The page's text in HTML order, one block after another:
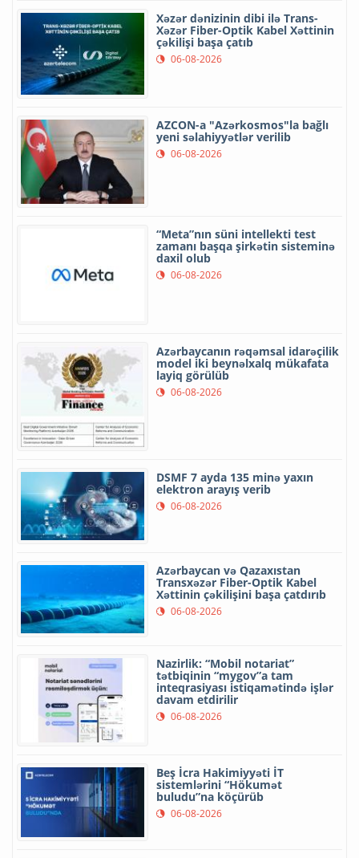
Xəzər dənizinin dibi ilə Trans-
Xəzər Fiber-Optik Kabel Xəttinin
çəkilişi başa çatıb
06-08-2026
AZCON-a "Azərkosmos"la bağlı
yeni səlahiyyətlər verilib
06-08-2026
“Meta”nın süni intellekti test
zamanı başqa şirkətin sisteminə
daxil olub
06-08-2026
Azərbaycanın rəqəmsal idarəçilik
model iki beynəlxalq mükafata
layiq görülüb
06-08-2026
DSMF 7 ayda 135 minə yaxın
elektron arayış verib
06-08-2026
Azərbaycan və Qazaxıstan
Transxəzər Fiber-Optik Kabel
Xəttinin çəkilişini başa çatdırıb
06-08-2026
Nazirlik: “Mobil notariat”
tətbiqinin “mygov”a tam
inteqrasiyası istiqamətində işlər
davam etdirilir
06-08-2026
Beş İcra Hakimiyyəti İT
sistemlərini “Hökumət
buludu”na köçürüb
06-08-2026